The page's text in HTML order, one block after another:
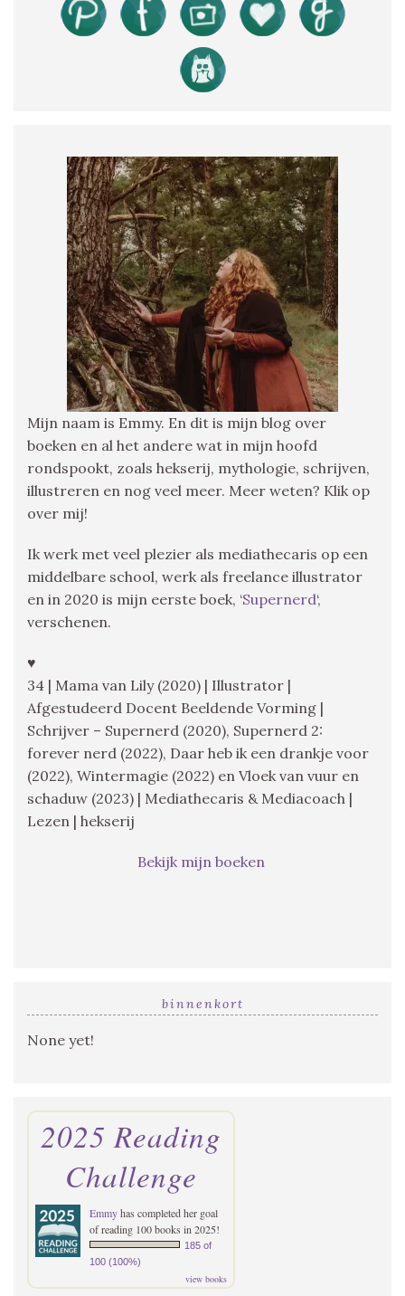
Mijn naam is Emmy. En dit is mijn blog over
boeken en al het andere wat in mijn hoofd
rondspookt, zoals hekserij, mythologie, schrijven,
illustreren en nog veel meer. Meer weten? Klik op
over mij!
Ik werk met veel plezier als mediathecaris op een
middelbare school, werk als freelance illustrator
en in 2020 is mijn eerste boek, ‘Supernerd‘,
verschenen.
♥
34 | Mama van Lily (2020) | Illustrator |
Afgestudeerd Docent Beeldende Vorming |
Schrijver – Supernerd (2020), Supernerd 2:
forever nerd (2022), Daar heb ik een drankje voor
(2022), Wintermagie (2022) en Vloek van vuur en
schaduw (2023) | Mediathecaris & Mediacoach |
Lezen | hekserij
Bekijk mijn boeken
binnenkort
None yet!
2025 Reading
Challenge
Emmyhas completed her goal
of reading 100 books in 2025!
185 of
100 (100%)
view books